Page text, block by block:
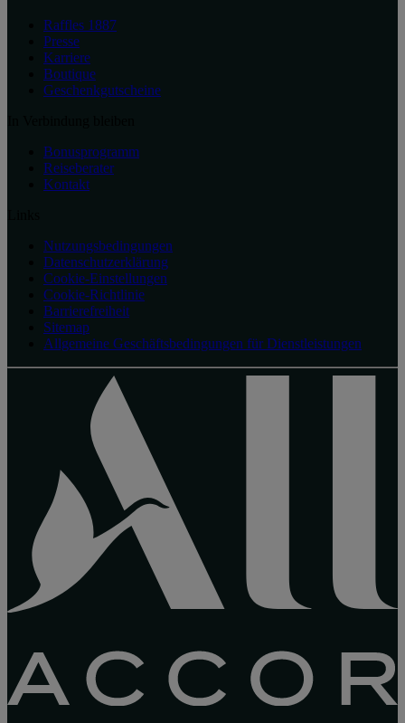
Raffles 1887
Presse
Karriere
Boutique
Geschenkgutscheine
Bonusprogramm
Reiseberater
Kontakt
Nutzungsbedingungen
Datenschutzerklärung
Cookie-Einstellungen
Cookie-Richtlinie
Barrierefreiheit
Sitemap
Allgemeine Geschäftsbedingungen für Dienstleistungen